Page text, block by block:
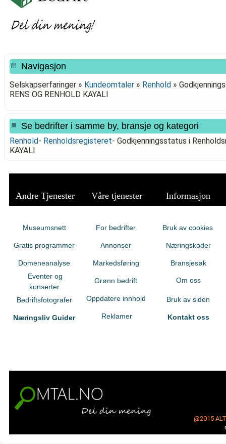
Navigasjon
Selskapserfaringer » Kundeomtaler » Renhold »
RENS OG RENHOLD KAYALI
Se bedrifter i samme by, bransje og kategori
Renhold- Renholdsregisteret- Godkjenningsstatus i
KAYALI
Andre Tjenester Våre tjenester Informasjon
Museumsnett
Gratis programmer
Domeneanalyse
Eventer og
konserter
Bedriftsfotografer
Næringsliv Guider
For bedrifter
Annonser
Markedsføring
Grønn bedrift
Oppdatere innhold
Reklamer
Bruk av cookies
Næringskoder
Bransjesøk
Om oss
Bruk av siden
Kontakt oss
@2015